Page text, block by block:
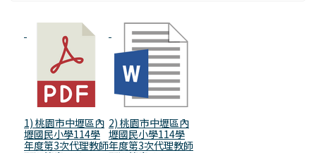
1) 桃園市中壢區內
壢國民小學114學
年度第3次代理教師
2) 桃園市中壢區內
壢國民小學114學
年度第3次代理教師